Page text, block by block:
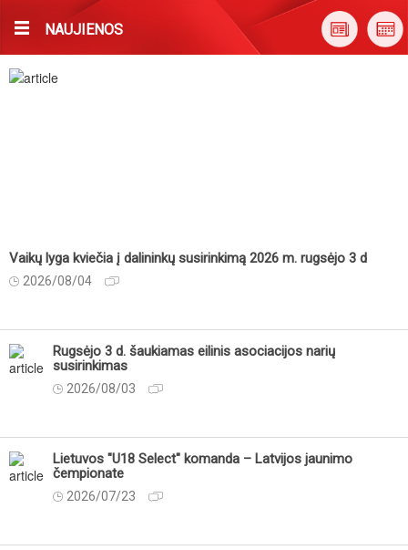
NAUJIENOS
Vaikų lyga kviečia į dalininkų susirinkimą 2026 m. rugsėjo 3 d
2026/08/04
Rugsėjo 3 d. šaukiamas eilinis asociacijos narių
susirinkimas
2026/08/03
Lietuvos "U18 Select" komanda – Latvijos jaunimo
čempionate
2026/07/23